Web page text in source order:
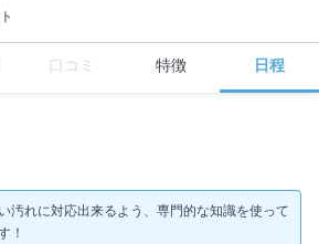
口コミ 特徴 日程
汚れに対応出来るよう、専門的な知識を使って
！